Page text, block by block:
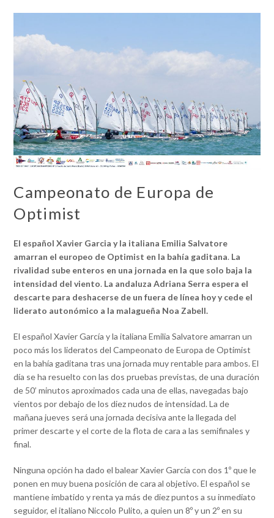
Campeonato de Europa de
Optimist
El español Xavier Garcia y la italiana Emilia Salvatore
amarran el europeo de Optimist en la bahía gaditana. La
rivalidad sube enteros en una jornada en la que solo baja la
intensidad del viento. La andaluza Adriana Serra espera el
descarte para deshacerse de un fuera de línea hoy y cede el
liderato autonómico a la malagueña Noa Zabell.
El español Xavier García y la italiana Emilia Salvatore amarran un
poco más los lideratos del Campeonato de Europa de Optimist
en la bahía gaditana tras una jornada muy rentable para ambos. El
día se ha resuelto con las dos pruebas previstas, de una duración
de 50’ minutos aproximados cada una de ellas, navegadas bajo
vientos por debajo de los diez nudos de intensidad. La de
mañana jueves será una jornada decisiva ante la llegada del
primer descarte y el corte de la flota de cara a las semifinales y
final.
Ninguna opción ha dado el balear Xavier García con dos 1º que le
ponen en muy buena posición de cara al objetivo. El español se
mantiene imbatido y renta ya más de diez puntos a su inmediato
seguidor, el italiano Niccolo Pulito, a quien un 8º y un 2º en su